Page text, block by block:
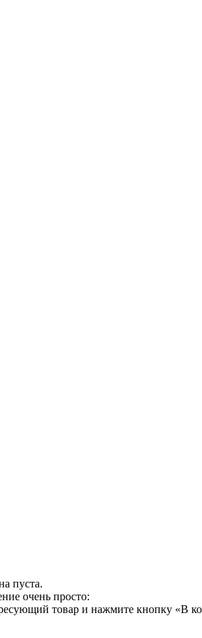
пуста.
очень просто:
товар и нажмите кнопку «В